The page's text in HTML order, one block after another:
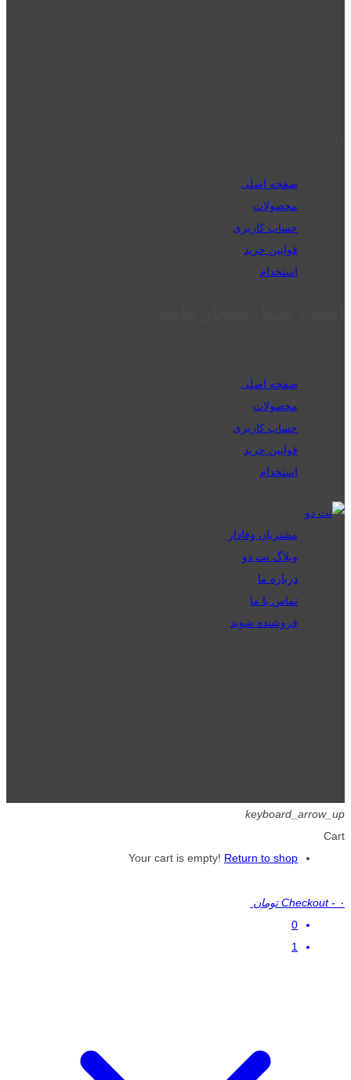
صفحه اصلی
محصولات
حساب کاربری
قوانین خرید
استخدام
صفحه اصلی
محصولات
حساب کاربری
قوانین خرید
استخدام
مشتریان وفادار
وبلاگ نت دو
درباره ما
تماس با ما
فروشنده شوید
keyboard_arrow_up
Cart
Your cart is empty! Return to shop
Checkout - ۰ تومان
0
1